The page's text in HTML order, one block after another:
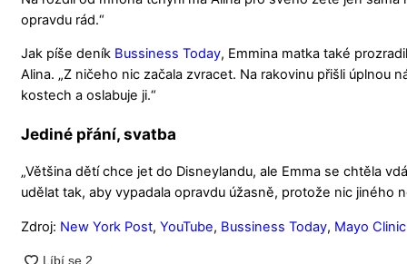
opravdu rád.“
Jak píše deník Bussiness Today, Emmina matka také
Alina. „Z ničeho nic začala zvracet. Na rakovinu přišli úplnou
kostech a oslabuje ji.“
Jediné přání, svatba
„Většina dětí chce jet do Disneylandu, ale Emma se chtěla
udělat tak, aby vypadala opravdu úžasně, protože nic jiného
Zdroj: New York Post, YouTube, Bussiness Today, Mayo Clinic